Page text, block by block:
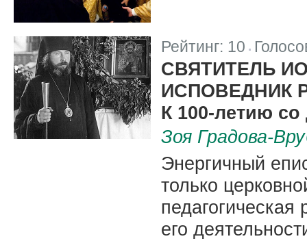
Рейтинг: 10
СВЯТИТЕЛЬ
ИСПОВЕДНИК
К 100-летию
Зоя Градова-
Энергичный
только
его